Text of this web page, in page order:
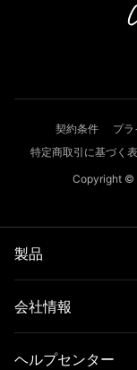
契約条件 プラ
特定商取引に基づく
Copyright ©
製品
会社情報
ヘルプセンター